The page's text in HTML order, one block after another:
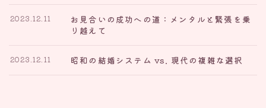
お見合いの成功への道：メンタルと緊張を乗
り越えて
2023.12.11
昭和の結婚システム vs. 現代の複雑な選択
2023.12.11